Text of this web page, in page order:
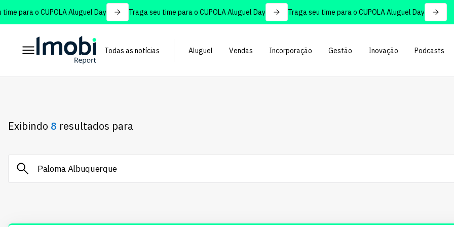
para o CUPOLA Aluguel Day Traga seu time para o CUPOLA Aluguel Day Traga seu time para o CUPOLA Aluguel Day
Todas as notícias Aluguel Vendas Incorporação Gestão Inovação Podcasts
Exibindo 8 resultados para